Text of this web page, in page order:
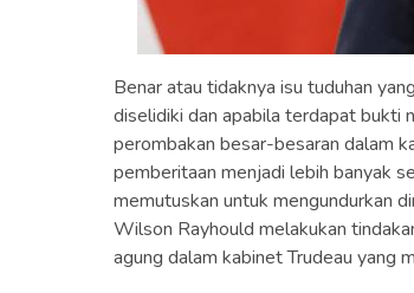
Benar atau tidaknya isu tuduhan
diselidiki dan apabila terdapat bukti
perombakan besar-besaran dalam
pemberitaan menjadi lebih banyak
memutuskan untuk mengundurkan
Wilson Rayhould melakukan
agung dalam kabinet Trudeau yang